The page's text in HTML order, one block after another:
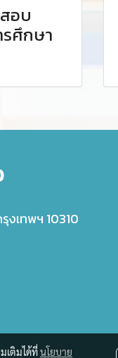
อบ
รศึกษา
เทพฯ 10310
เติมได้ที่นโยบาย